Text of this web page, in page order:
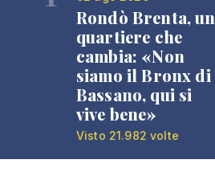
Rondò Brenta, un
quartiere che
cambia: «Non
siamo il Bronx di
Bassano, qui si
vive bene»
Visto 21.982 volte